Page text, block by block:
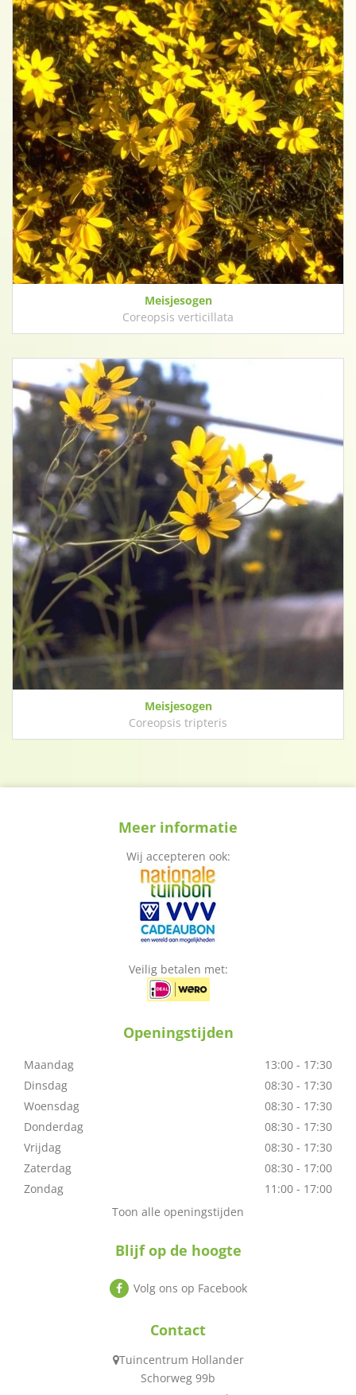
Meisjesogen
Coreopsis verticillata
Meisjesogen
Coreopsis tripteris
Meer informatie
Wij accepteren ook:
Veilig betalen met:
Openingstijden
Maandag
13:00 - 17:30
Dinsdag
08:30 - 17:30
Woensdag
08:30 - 17:30
Donderdag
08:30 - 17:30
Vrijdag
08:30 - 17:30
Zaterdag
08:30 - 17:00
Zondag
11:00 - 17:00
Toon alle openingstijden
Blijf op de hoogte
Volg ons op Facebook
Contact
Tuincentrum Hollander
Schorweg 99b